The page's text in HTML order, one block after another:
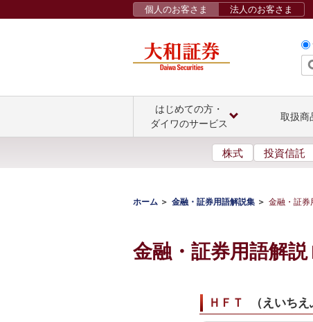
個人のお客さま 法人のお客さま
はじめての方・
ダイワのサービス
取扱商
株式 投資信託
ホーム 金融・証券用語解説集 金融・証券
金融・証券用語解説
ＨＦＴ （ えいち